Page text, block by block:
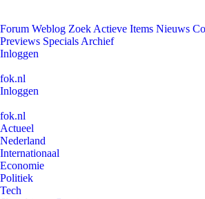
Forum Weblog Zoek Actieve Items Nieuws
Previews Specials Archief
Inloggen
fok.nl
Inloggen
fok.nl
Actueel
Nederland
Internationaal
Economie
Politiek
Tech